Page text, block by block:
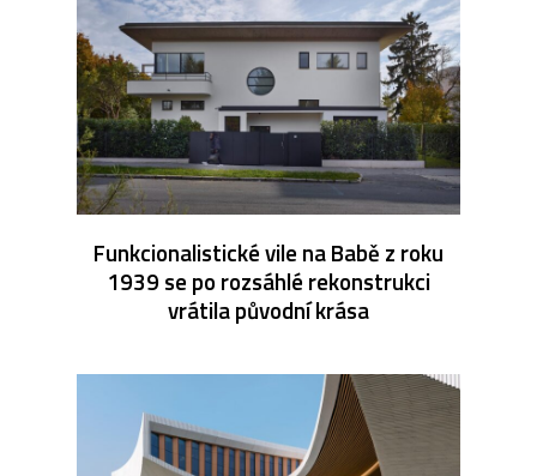
Funkcionalistické vile na Babě z roku
1939 se po rozsáhlé rekonstrukci
vrátila původní krása